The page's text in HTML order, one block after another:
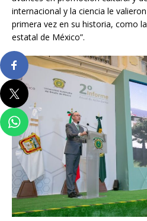
internacional y la ciencia le
primera vez en su historia, como
estatal de México”.